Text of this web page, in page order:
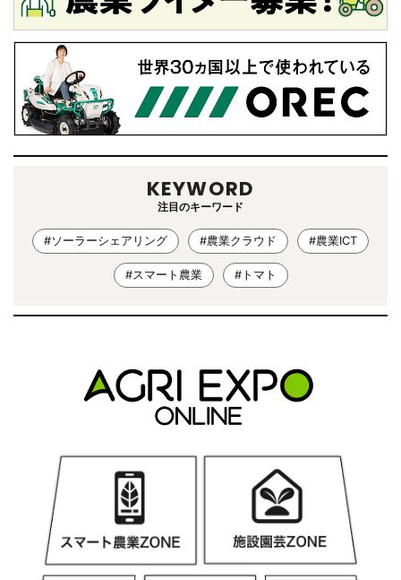
KEYWORD
注目のキーワード
#ソーラーシェアリング #農業クラウド #農業ICT
#スマート農業 #トマト